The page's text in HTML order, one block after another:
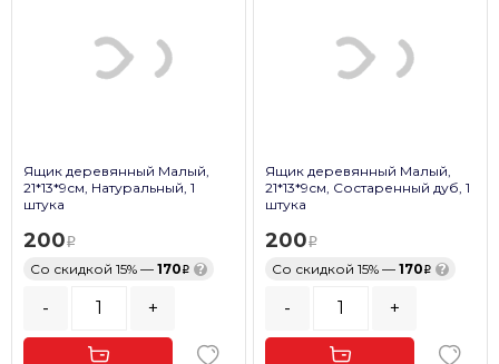
Ящик деревянный Малый,
21*13*9см, Натуральный, 1
штука
200
Со скидкой 15% — 170 ?
- +
Ящик деревянный Малый,
21*13*9см, Состаренный дуб, 1
штука
200
Со скидкой 15% — 170 ?
- +